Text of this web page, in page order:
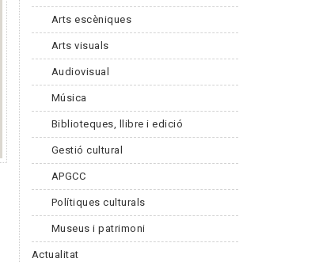
Arts escèniques
Arts visuals
Audiovisual
Música
Biblioteques, llibre i edició
Gestió cultural
APGCC
Polítiques culturals
Museus i patrimoni
Actualitat